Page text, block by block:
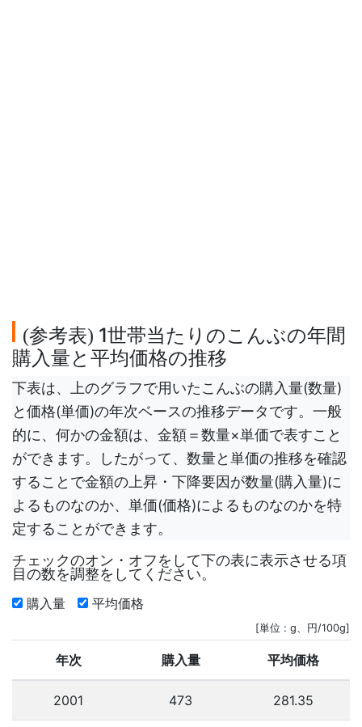
(参考表) 1世帯当たりのこんぶの年間
購入量と平均価格の推移
下表は、上のグラフで用いたこんぶの購入量(数量)
と価格(単価)の年次ベースの推移データです。一般
的に、何かの金額は、金額＝数量×単価で表すこと
ができます。したがって、数量と単価の推移を確認
することで金額の上昇・下降要因が数量(購入量)に
よるものなのか、単価(価格)によるものなのかを特
定することができます。
チェックのオン・オフをして下の表に表示させる項
目の数を調整をしてください。
購入量 平均価格
[単位 : g、円/100g]
年次 購入量 平均価格
2001 473 281.35